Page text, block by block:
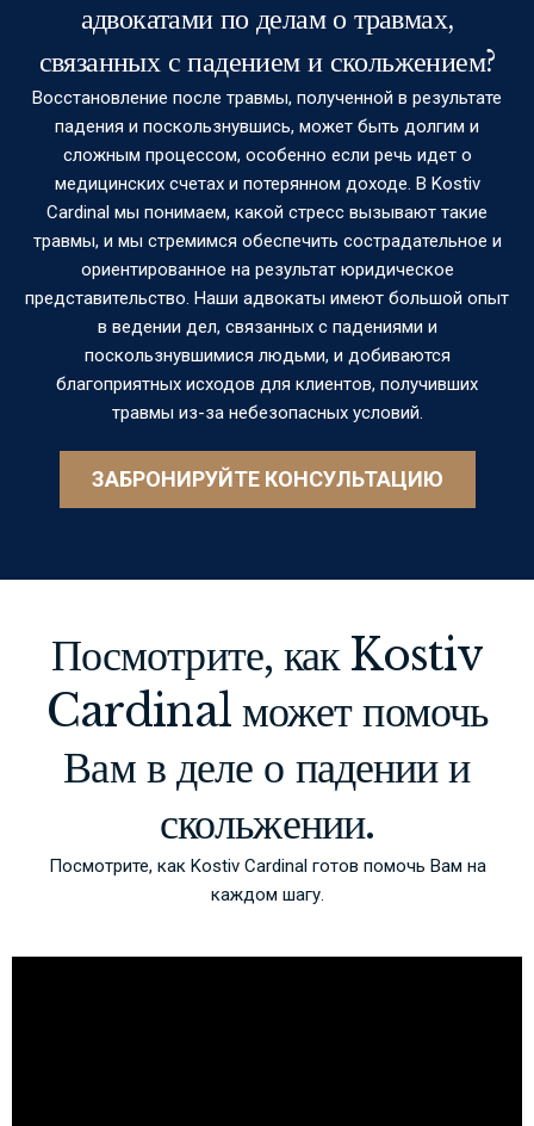
адвокатами по делам о травмах,
связанных с падением и скольжением?
Восстановление после травмы, полученной в результате
падения и поскользнувшись, может быть долгим и
сложным процессом, особенно если речь идет о
медицинских счетах и потерянном доходе. В Kostiv
Cardinal мы понимаем, какой стресс вызывают такие
травмы, и мы стремимся обеспечить сострадательное и
ориентированное на результат юридическое
представительство. Наши адвокаты имеют большой опыт
в ведении дел, связанных с падениями и
поскользнувшимися людьми, и добиваются
благоприятных исходов для клиентов, получивших
травмы из-за небезопасных условий.
ЗАБРОНИРУЙТЕ КОНСУЛЬТАЦИЮ
Посмотрите, как Kostiv
Cardinal может помочь
Вам в деле о падении и
скольжении.
Посмотрите, как Kostiv Cardinal готов помочь Вам на
каждом шагу.